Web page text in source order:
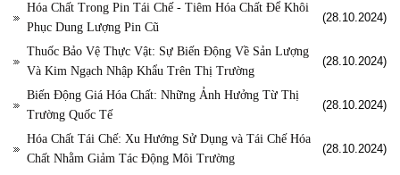
Hóa Chất Trong Pin Tái Chế - Tiêm Hóa Chất Để Khôi
Phục Dung Lượng Pin Cũ
(28.10.2024)
Thuốc Bảo Vệ Thực Vật: Sự Biến Động Về Sản Lượng
Và Kim Ngạch Nhập Khẩu Trên Thị Trường
(28.10.2024)
Biến Động Giá Hóa Chất: Những Ảnh Hưởng Từ Thị
Trường Quốc Tế
(28.10.2024)
Hóa Chất Tái Chế: Xu Hướng Sử Dụng và Tái Chế Hóa
Chất Nhằm Giảm Tác Động Môi Trường
(28.10.2024)